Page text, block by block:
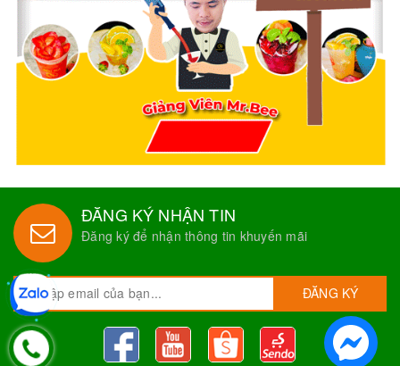
ĐĂNG KÝ NHẬN TIN
Đăng ký để nhận thông tin khuyến mãi
ĐĂNG KÝ